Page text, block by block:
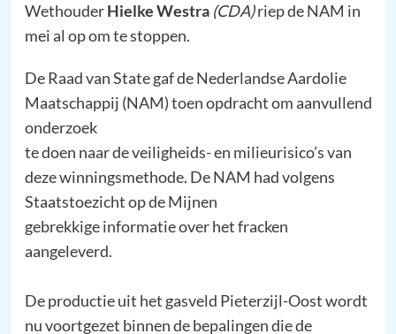
WethouderHielke Westra (CDA)riep de NAM in
mei al op om te stoppen.
De Raad van State gaf de Nederlandse Aardolie
Maatschappij (NAM) toen opdracht om aanvullend
onderzoek
te doen naar de veiligheids- en milieurisico’s van
deze winningsmethode. De NAM had volgens
Staatstoezicht op de Mijnen
gebrekkige informatie over het fracken
aangeleverd.
De productie uit het gasveld Pieterzijl-Oost wordt
nu voortgezet binnen de bepalingen die de